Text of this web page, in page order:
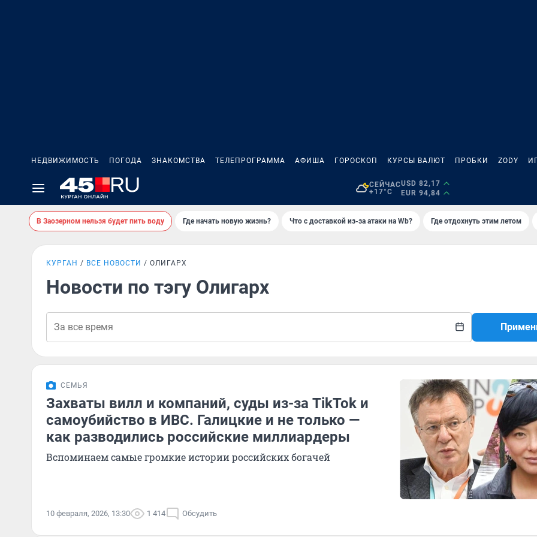
НЕДВИЖИМОСТЬ ПОГОДА ЗНАКОМСТВА ТЕЛЕПРОГРАММА АФИША ГОРОСКОП КУРСЫ ВАЛЮТ ПРОБКИ ZODY
СЕЙЧАС
+17°C
USD 82,17
EUR 94,84
В Заозерном нельзя будет пить воду Где начать новую жизнь? Что с доставкой из-за атаки на Wb? Где отдохнуть этим летом
КУРГАН ВСЕ НОВОСТИ ОЛИГАРХ
Новости по тэгу Олигарх
СЕМЬЯ
Захваты вилл и компаний, суды из-за TikTok и
самоубийство в ИВС. Галицкие и не только —
как разводились российские миллиардеры
Вспоминаем самые громкие истории российских богачей
10 февраля, 2026, 13:30 1 414 Обсудить